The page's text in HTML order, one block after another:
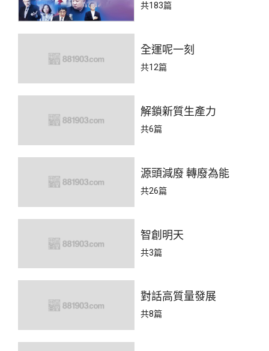
共183篇
全運呢一刻
共12篇
解鎖新質生產力
共6篇
源頭減廢 轉廢為能
共26篇
智創明天
共3篇
對話高質量發展
共8篇